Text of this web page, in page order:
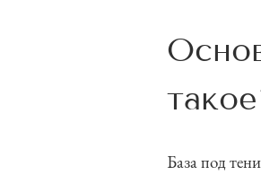
База под